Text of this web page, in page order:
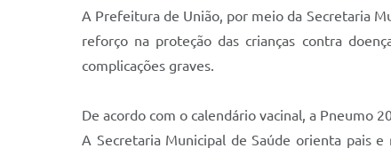
A Prefeitura de União, por meio da Secretaria
reforço na proteção das crianças contra
complicações graves.
De acordo com o calendário vacinal, a Pneumo
A Secretaria Municipal de Saúde orienta pais